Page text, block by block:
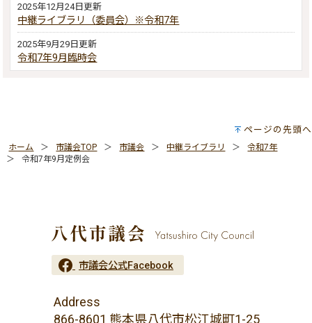
2025年12月24日更新
中継ライブラリ（委員会）※令和7年
2025年9月29日更新
令和7年9月臨時会
ページの先頭へ
ホーム 市議会TOP 市議会 中継ライブラリ
令和7年
令和7年9月定例会
市議会公式Facebook
Address
866-8601 熊本県八代市松江城町1-25